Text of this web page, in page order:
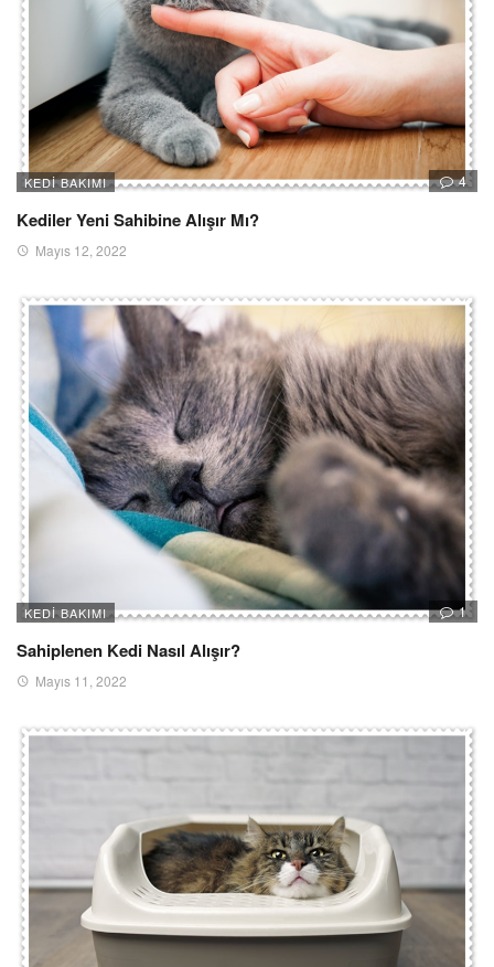
KEDI BAKIMI 4
Kediler Yeni Sahibine Alışır Mı?
Mayıs 12, 2022
KEDI BAKIMI 1
Sahiplenen Kedi Nasıl Alışır?
Mayıs 11, 2022